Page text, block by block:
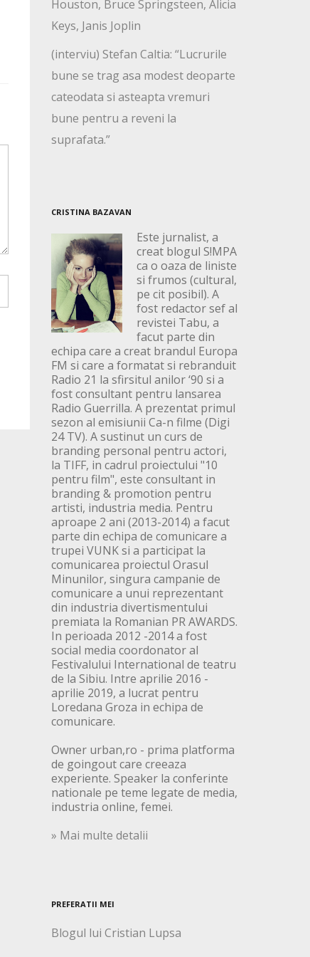
Houston, Bruce Springsteen, Alicia
Keys, Janis Joplin
(interviu) Stefan Caltia: “Lucrurile
bune se trag asa modest deoparte
cateodata si asteapta vremuri
bune pentru a reveni la
suprafata.”
CRISTINA BAZAVAN
Este jurnalist, a
creat blogul S!MPA
ca o oaza de liniste
si frumos (cultural,
pe cit posibil). A
fost redactor sef al
revistei Tabu, a
facut parte din
echipa care a creat brandul Europa
FM si care a formatat si rebranduit
Radio 21 la sfirsitul anilor ‘90 si a
fost consultant pentru lansarea
Radio Guerrilla. A prezentat primul
sezon al emisiunii Ca-n filme (Digi
24 TV). A sustinut un curs de
branding personal pentru actori,
la TIFF, in cadrul proiectului "10
pentru film", este consultant in
branding & promotion pentru
artisti, industria media. Pentru
aproape 2 ani (2013-2014) a facut
parte din echipa de comunicare a
trupei VUNK si a participat la
comunicarea proiectul Orasul
Minunilor, singura campanie de
comunicare a unui reprezentant
din industria divertismentului
premiata la Romanian PR AWARDS.
In perioada 2012 -2014 a fost
social media coordonator al
Festivalului International de teatru
de la Sibiu. Intre aprilie 2016 -
aprilie 2019, a lucrat pentru
Loredana Groza in echipa de
comunicare.
Owner urban,ro - prima platforma
de goingout care creeaza
experiente. Speaker la conferinte
nationale pe teme legate de media,
industria online, femei.
» Mai multe detalii
PREFERATII MEI
Blogul lui Cristian Lupsa